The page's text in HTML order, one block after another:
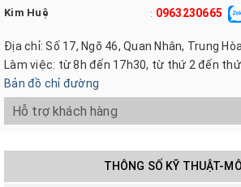
Kim Huệ : 0963230665
Địa chỉ: Số 17, Ngõ 46, Quan Nhân, Trung
Làm việc: từ 8h đến 17h30, từ thứ 2 đến
Bản đồ chỉ đường
Hỗ trợ khách hàng
THÔNG SỐ KỸ THUẬT-